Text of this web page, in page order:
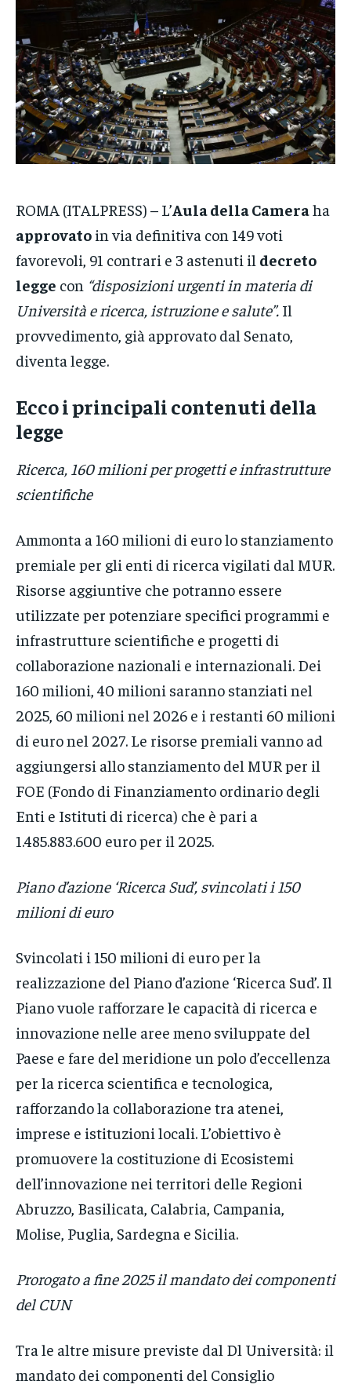
CRONACA
VENETO
POLITICA
ECONOMIA
SPORT
CONTATTI
CRONACA
VENETO
POLITICA
ECONOMIA
SPORT
CONTATTI
CRONACA
VENETO
POLITICA
ECONOMIA
SPORT
CONTATTI
ROMA (ITALPRESS) – L’Aula della Camera ha
approvato in via definitiva con 149 voti
favorevoli, 91 contrari e 3 astenuti il decreto
legge con “disposizioni urgenti in materia di
Università e ricerca, istruzione e salute”. Il
provvedimento, già approvato dal Senato,
diventa legge.
Ecco i principali contenuti della
legge
Ricerca, 160 milioni per progetti e infrastrutture
scientifiche
Ammonta a 160 milioni di euro lo stanziamento
premiale per gli enti di ricerca vigilati dal MUR.
Risorse aggiuntive che potranno essere
utilizzate per potenziare specifici programmi e
infrastrutture scientifiche e progetti di
collaborazione nazionali e internazionali. Dei
160 milioni, 40 milioni saranno stanziati nel
2025, 60 milioni nel 2026 e i restanti 60 milioni
di euro nel 2027. Le risorse premiali vanno ad
aggiungersi allo stanziamento del MUR per il
FOE (Fondo di Finanziamento ordinario degli
Enti e Istituti di ricerca) che è pari a
1.485.883.600 euro per il 2025.
Piano d’azione ‘Ricerca Sud’, svincolati i 150
milioni di euro
Svincolati i 150 milioni di euro per la
realizzazione del Piano d’azione ‘Ricerca Sud’. Il
Piano vuole rafforzare le capacità di ricerca e
innovazione nelle aree meno sviluppate del
Paese e fare del meridione un polo d’eccellenza
per la ricerca scientifica e tecnologica,
rafforzando la collaborazione tra atenei,
imprese e istituzioni locali. L’obiettivo è
promuovere la costituzione di Ecosistemi
dell’innovazione nei territori delle Regioni
Abruzzo, Basilicata, Calabria, Campania,
Molise, Puglia, Sardegna e Sicilia.
Prorogato a fine 2025 il mandato dei componenti
del CUN
Tra le altre misure previste dal Dl Università: il
mandato dei componenti del Consiglio